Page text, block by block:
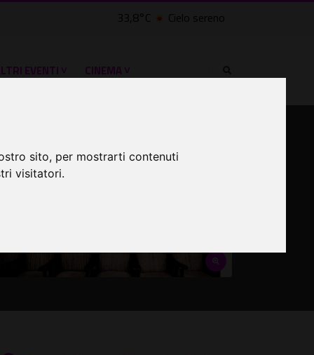
sito, per mostrarti contenuti
visitatori.
33,8°C Cielo sereno
EVENTI ˅ CINEMA ˅